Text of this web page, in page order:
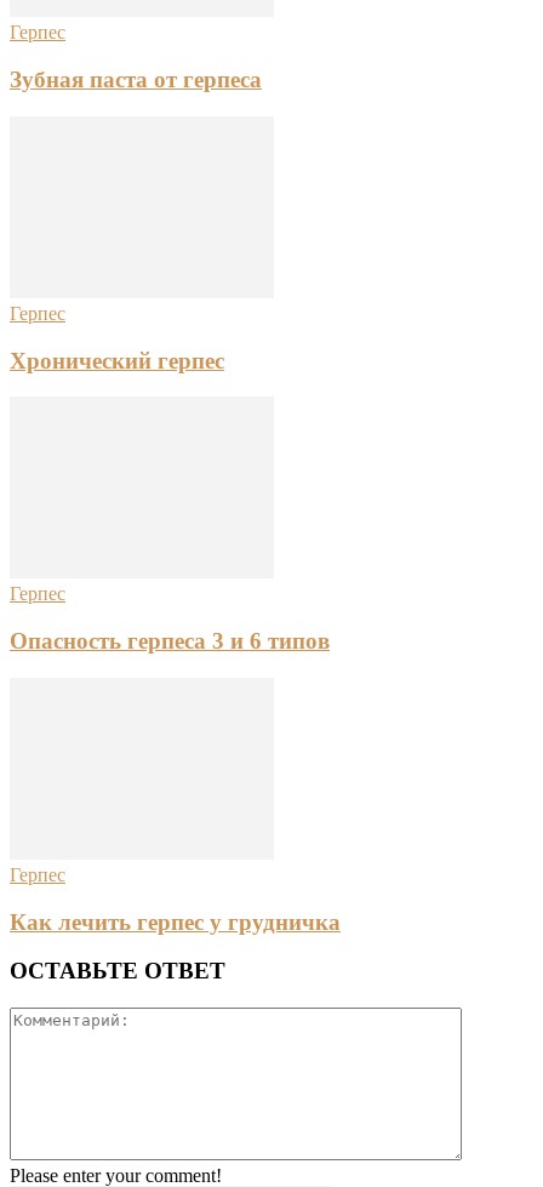
Герпес
Зубная паста от герпеса
Герпес
Хронический герпес
Герпес
Опасность герпеса 3 и 6 типов
Герпес
Как лечить герпес у грудничка
ОСТАВЬТЕ ОТВЕТ
Please enter your comment!